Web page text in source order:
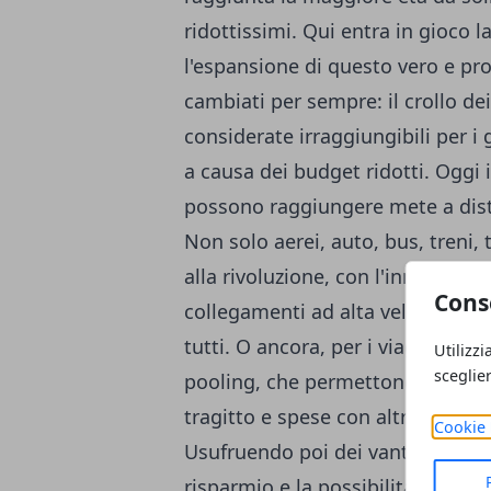
Cookie
ridottissimi. Qui entra in gioco
l'espansione di questo vero e
cambiati per sempre: il crollo
considerate irraggiungibili per i
a causa dei budget ridotti. Oggi
possono raggiungere mete a
Non solo aerei, auto, bus,
alla rivoluzione, con
collegamenti ad alta velocità nel
tutti. O ancora, per i viaggi in
pooling, che permettono a chi
tragitto e spese con altri
Usufruendo poi dei vantaggi